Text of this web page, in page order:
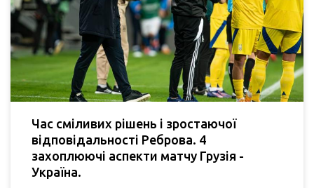
Час сміливих рішень і зростаючої
відповідальності Реброва. 4
захоплюючі аспекти матчу Грузія -
Україна.